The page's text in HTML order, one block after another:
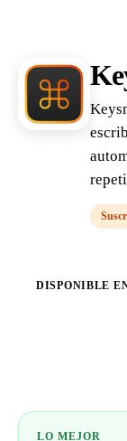
DISPONIBLE
LO MEJOR